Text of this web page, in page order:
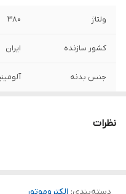
ولتاژ ۳۸۰
کشور سازنده ایران
جنس بدنه
نظرات